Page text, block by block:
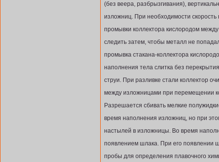
(без веера, разбрызгивания),
изложниц. При необходимости
промывки коллектора кислородом
следить затем, чтобы металл не
промывка стакана-коллектора
наполнения тела слитка без
струи. При разливке стали коллектор
между изложницами при перемещении
Разрешается сбивать мелкие
время наполнения изложниц, но при
настылей в изложницы. Во время
появлением шлака. При его появлении
пробы для определения плавочного